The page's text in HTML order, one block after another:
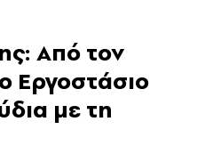
Από τον
Εργοστάσιο
με τη